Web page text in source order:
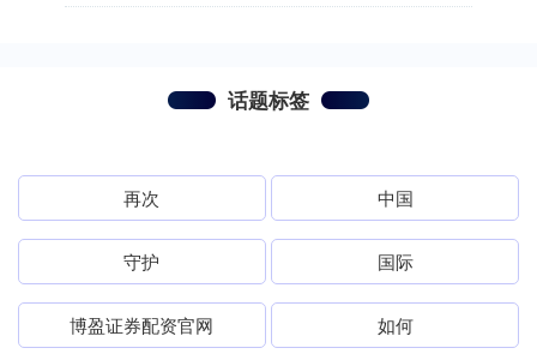
话题标签
再次 中国
守护 国际
博盈证券配资官网 如何